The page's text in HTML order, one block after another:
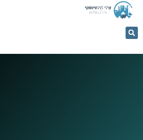
053-
5366884